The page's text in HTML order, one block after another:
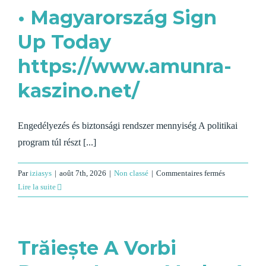
• Magyarország Sign
Up Today
https://www.amunra-
kaszino.net/
Engedélyezés és biztonsági rendszer mennyiség A politikai
program túl részt [...]
Pariziasys | août 7th, 2026 | Non classé | Commentaires ferméssur
Kivételt
Lire la suite
Trăiește A Vorbi